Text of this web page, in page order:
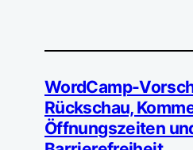
WordCamp-
Rückschau,
Öffnungszeiten